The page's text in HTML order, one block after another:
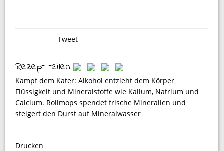
Tweet
Rezept teilen
Kampf dem Kater: Alkohol entzieht dem Körper
Flüssigkeit und Mineralstoffe wie Kalium, Natrium und
Calcium. Rollmops spendet frische Mineralien und
steigert den Durst auf Mineralwasser
Drucken